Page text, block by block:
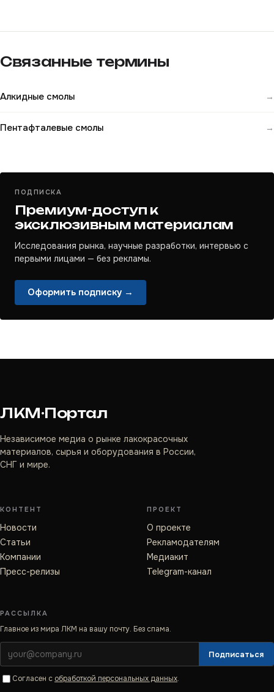
Связанные термины
Алкидные смолы →
Пентафталевые смолы →
ПОДПИСКА
Премиум-доступ к
эксклюзивным материалам
Исследования рынка, научные разработки, интервью с
первыми лицами — без рекламы.
Оформить подписку →
ЛКМ·Портал
Независимое медиа о рынке лакокрасочных
материалов, сырья и оборудования в России,
СНГ и мире.
КОНТЕНТ
Новости
Статьи
Компании
Пресс-релизы
ПРОЕКТ
О проекте
Рекламодателям
Медиакит
Telegram-канал
РАССЫЛКА
Главное из мира ЛКМ на вашу почту. Без спама.
Подписаться
Согласен с обработкой персональных данных.